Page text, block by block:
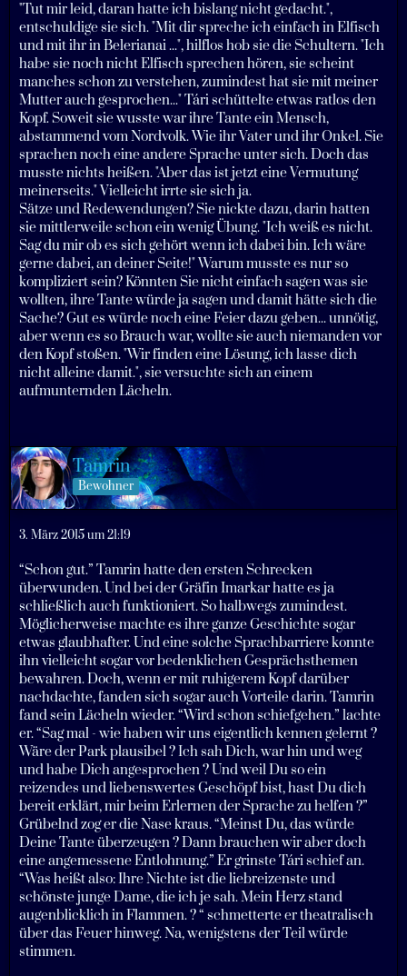
"Tut mir leid, daran hatte ich bislang nicht gedacht.",
entschuldige sie sich. "Mit dir spreche ich einfach in Elfisch
und mit ihr in Belerianai ...", hilflos hob sie die Schultern. "Ich
habe sie noch nicht Elfisch sprechen hören, sie scheint
manches schon zu verstehen, zumindest hat sie mit meiner
Mutter auch gesprochen..." Tári schüttelte etwas ratlos den
Kopf. Soweit sie wusste war ihre Tante ein Mensch,
abstammend vom Nordvolk. Wie ihr Vater und ihr Onkel. Sie
sprachen noch eine andere Sprache unter sich. Doch das
musste nichts heißen. "Aber das ist jetzt eine Vermutung
meinerseits." Vielleicht irrte sie sich ja.
Sätze und Redewendungen? Sie nickte dazu, darin hatten
sie mittlerweile schon ein wenig Übung. "Ich weiß es nicht.
Sag du mir ob es sich gehört wenn ich dabei bin. Ich wäre
gerne dabei, an deiner Seite!" Warum musste es nur so
kompliziert sein? Könnten Sie nicht einfach sagen was sie
wollten, ihre Tante würde ja sagen und damit hätte sich die
Sache? Gut es würde noch eine Feier dazu geben... unnötig,
aber wenn es so Brauch war, wollte sie auch niemanden vor
den Kopf stoßen. "Wir finden eine Lösung, ich lasse dich
nicht alleine damit.", sie versuchte sich an einem
aufmunternden Lächeln.
Tamrin
Bewohner
3. März 2015 um 21:19
“Schon gut.” Tamrin hatte den ersten Schrecken
überwunden. Und bei der Gräfin Imarkar hatte es ja
schließlich auch funktioniert. So halbwegs zumindest.
Möglicherweise machte es ihre ganze Geschichte sogar
etwas glaubhafter. Und eine solche Sprachbarriere konnte
ihn vielleicht sogar vor bedenklichen Gesprächsthemen
bewahren. Doch, wenn er mit ruhigerem Kopf darüber
nachdachte, fanden sich sogar auch Vorteile darin. Tamrin
fand sein Lächeln wieder. “Wird schon schiefgehen.” lachte
er. “Sag mal - wie haben wir uns eigentlich kennen gelernt ?
Wäre der Park plausibel ? Ich sah Dich, war hin und weg
und habe Dich angesprochen ? Und weil Du so ein
reizendes und liebenswertes Geschöpf bist, hast Du dich
bereit erklärt, mir beim Erlernen der Sprache zu helfen ?”
Grübelnd zog er die Nase kraus. “Meinst Du, das würde
Deine Tante überzeugen ? Dann brauchen wir aber doch
eine angemessene Entlohnung.” Er grinste Tári schief an.
“Was heißt also: Ihre Nichte ist die liebreizenste und
schönste junge Dame, die ich je sah. Mein Herz stand
augenblicklich in Flammen. ? “ schmetterte er theatralisch
über das Feuer hinweg. Na, wenigstens der Teil würde
stimmen.